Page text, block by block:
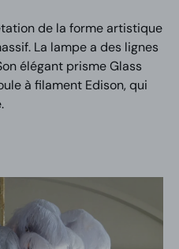
de la forme artistique
La lampe a des lignes
élégant prisme Glass
à filament Edison, qui